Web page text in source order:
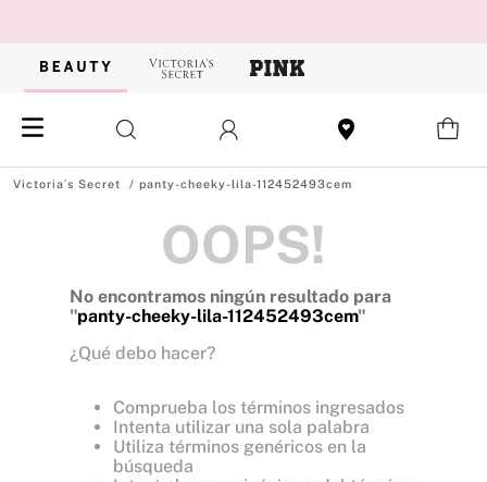
panty-cheeky-lila-112452493cem
OOPS!
No encontramos ningún resultado para
"panty-cheeky-lila-112452493cem"
¿Qué debo hacer?
Comprueba los términos ingresados
Intenta utilizar una sola palabra
Utiliza términos genéricos en la
búsqueda